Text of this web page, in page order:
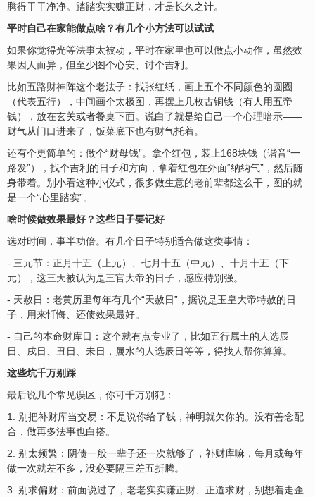
腾得干干净净。踏踏实实赚正财，才是长久之计。
平时自己在家能做点啥？有几个小方法可以试试
如果你觉得光等法事太被动，平时在家里也可以做点小动作，虽然效
果因人而异，但至少图个心安、讨个吉利。
比如五路财神阵这个老法子：找张红纸，画上五个不同颜色的圆圈
（代表五行），中间画个太极图，再摆上几枚古铜钱（有人用五帝
钱），放在玄关或者餐桌下面。说白了就是给自己一个心理暗示——
财气从门口进来了，饭菜底下也有财气托着。
还有个更简单的：做个“财母钱”。拿个红包，装上168块钱（谐音“一
路发”），找个吉利的日子和方向，拿着红包在外面“纳纳气”，然后随
身带着。别小看这种小仪式，很多做生意的老前辈都这么干，图的就
是一个“心里踏实”。
啥时候做效果最好？这些日子要记好
选对时间，事半功倍。有几个日子特别适合做这类事情：
- 三元节：正月十五（上元）、七月十五（中元）、十月十五（下
元），这三天被认为是三官大帝的日子，感应特别强。
- 天赦日：老黄历里每年有几个“天赦日”，据说是玉皇大帝特赦的日
子，用来忏悔、还债效果最好。
- 自己的本命财库日：这个就有点专业了，比如五行属土的人选辰
日、戌日、丑日、未日，属水的人选辰日等等，得找人帮你算算。
这些坑千万别踩
最后说几个常见误区，你可千万别犯：
1. 别把补财库当交易：不是说你给了钱，神明就欠你的。没有善念配
合，做再多法事也白搭。
2. 别太频繁：阴债一般一辈子还一次就够了，补财库嘛，每月或每年
做一次就差不多，没必要隔三差五折腾。
3. 别求偏财：前面说过了，老老实实赚正财、正道求财，别想着走歪